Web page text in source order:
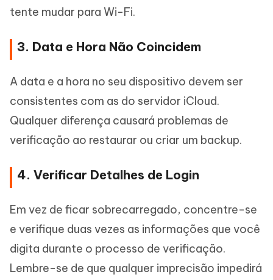
tente mudar para Wi-Fi.
3. Data e Hora Não Coincidem
A data e a hora no seu dispositivo devem ser
consistentes com as do servidor iCloud.
Qualquer diferença causará problemas de
verificação ao restaurar ou criar um backup.
4. Verificar Detalhes de Login
Em vez de ficar sobrecarregado, concentre-se
e verifique duas vezes as informações que você
digita durante o processo de verificação.
Lembre-se de que qualquer imprecisão impedirá